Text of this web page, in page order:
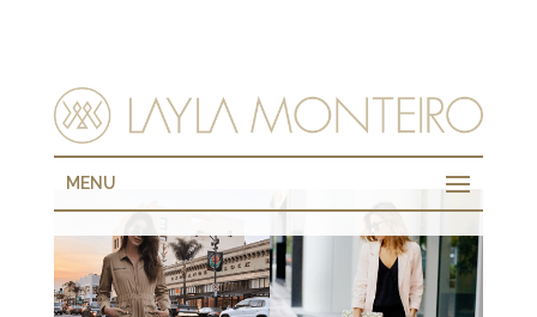
MENU